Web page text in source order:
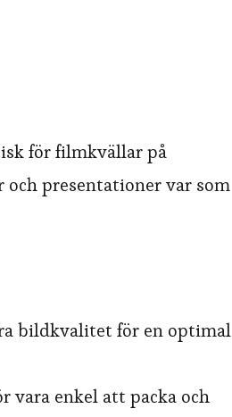
för filmkvällar på
och presentationer var som
bildkvalitet för en optimal
vara enkel att packa och